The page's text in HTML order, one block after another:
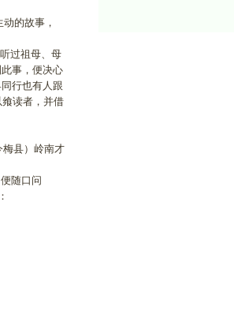
的故事，
过祖母、母
事，便决心
行也有人跟
读者，并借
县）岭南才
随口问